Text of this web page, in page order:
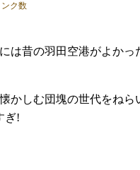
は昔の羽田空港がよか
かしむ団塊の世代をね
ぎ!